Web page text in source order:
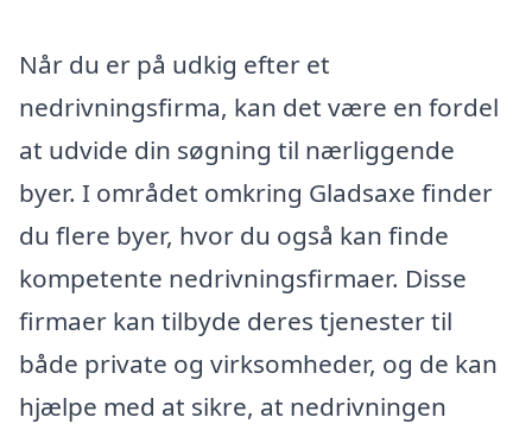
Når du er på udkig efter et
nedrivningsfirma, kan det være en fordel
at udvide din søgning til nærliggende
byer. I området omkring Gladsaxe finder
du flere byer, hvor du også kan finde
kompetente nedrivningsfirmaer. Disse
firmaer kan tilbyde deres tjenester til
både private og virksomheder, og de kan
hjælpe med at sikre, at nedrivningen